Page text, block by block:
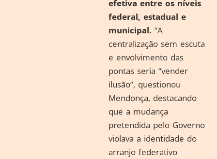
efetiva entre os níveis
federal, estadual e
municipal. “A
centralização sem escuta
e envolvimento das
pontas seria “vender
ilusão”, questionou
Mendonça, destacando
que a mudança
pretendida pelo Governo
violava a identidade do
arranjo federativo